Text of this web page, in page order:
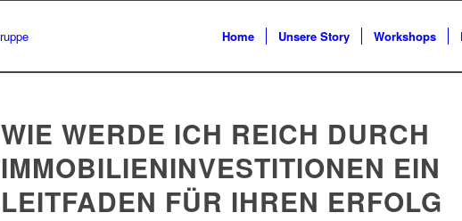
Home Unsere Story Workshops
WIE WERDE ICH REICH DURCH
IMMOBILIENINVESTITIONEN EIN
LEITFADEN FÜR IHREN ERFOLG